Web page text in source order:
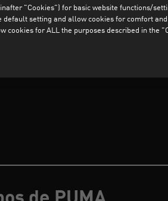
SUPPRIMER TOUS LES FILTRES
de PUMA
"Cookies") for basic website functions/
default setting and allow cookies for comfort
cookies for ALL the purposes described in the